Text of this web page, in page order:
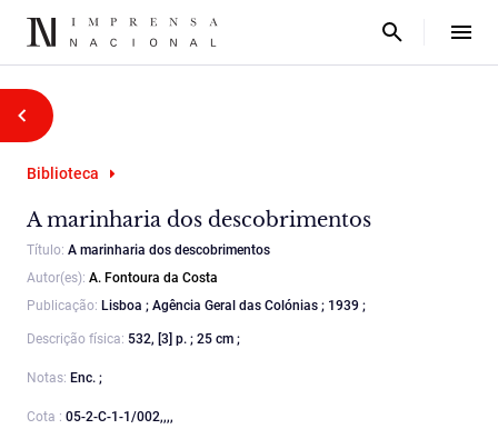
Biblioteca
A marinharia dos descobrimentos
Título: A marinharia dos descobrimentos
Autor(es): A. Fontoura da Costa
Publicação: Lisboa ; Agência Geral das Colónias ; 1939 ;
Descrição física: 532, [3] p. ; 25 cm ;
Notas: Enc. ;
Cota : 05-2-C-1-1/002,,,,